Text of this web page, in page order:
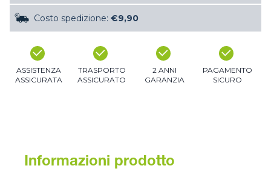
Costo spedizione: €9,90
ASSISTENZA
ASSICURATA
TRASPORTO
ASSICURATO
2 ANNI
GARANZIA
PAGAMENTO
SICURO
Informazioni prodotto